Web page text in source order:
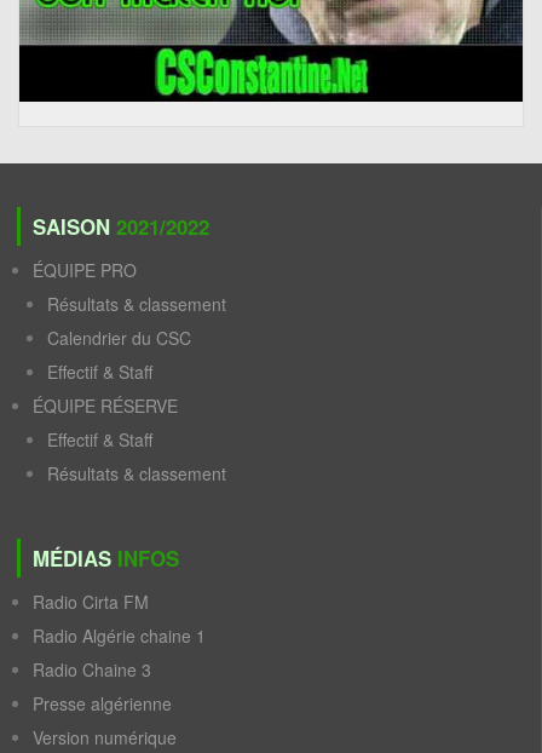
SAISON 2021/2022
ÉQUIPE PRO
Résultats & classement
Calendrier du CSC
Effectif & Staff
ÉQUIPE RÉSERVE
Effectif & Staff
Résultats & classement
MÉDIAS INFOS
Radio Cirta FM
Radio Algérie chaine 1
Radio Chaine 3
Presse algérienne
Version numérique